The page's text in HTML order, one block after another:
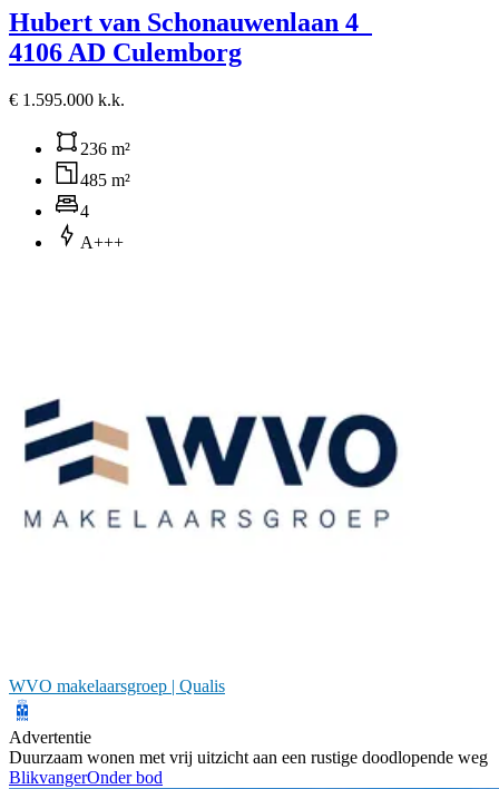
Hubert van Schonauwenlaan 4
4106 AD Culemborg
€ 1.595.000 k.k.
236 m²
485 m²
4
A+++
WVO makelaarsgroep | Qualis
Advertentie
Duurzaam wonen met vrij uitzicht aan een rustige doodlopende weg
BlikvangerOnder bod